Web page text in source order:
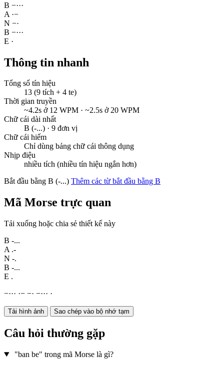
B −···
A ·−
N −·
B −···
E ·
Thông tin nhanh
Tổng số tín hiệu
13 (9 tích + 4 te)
Thời gian truyền
~4.2s ở 12 WPM · ~2.5s ở 20 WPM
Chữ cái dài nhất
B (-...) · 9 đơn vị
Chữ cái hiếm
Chỉ dùng bảng chữ cái thông dụng
Nhịp điệu
nhiều tích (nhiều tín hiệu ngắn hơn)
Bắt đầu bằng B (-...) Thêm các từ bắt đầu bằng B
Mã Morse trực quan
Tải xuống hoặc chia sẻ thiết kế này
B -...
A .-
N -.
B -...
E .
−··· ·− −· −··· ·
Tải hình ảnh Sao chép vào bộ nhớ tạm
Câu hỏi thường gặp
"ban be" trong mã Morse là gì?